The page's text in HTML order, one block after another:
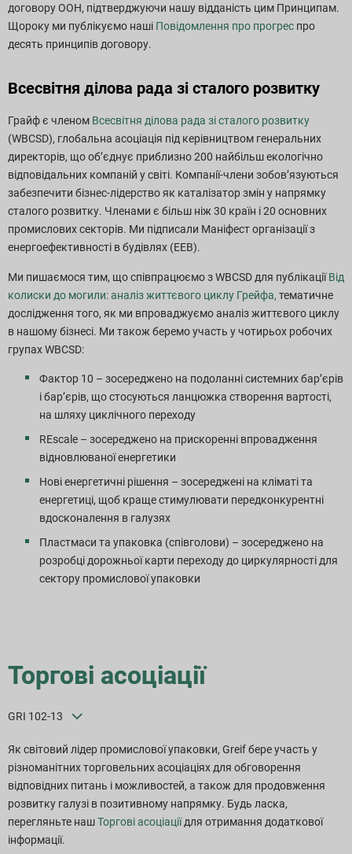
договору ООН, підтверджуючи нашу відданість цим Принципам.
Щороку ми публікуємо наші Повідомлення про прогрес про
десять принципів договору.
Всесвітня ділова рада зі сталого розвитку
Грайф є членом Всесвітня ділова рада зі сталого розвитку
(WBCSD), глобальна асоціація під керівництвом генеральних
директорів, що об’єднує приблизно 200 найбільш екологічно
відповідальних компаній у світі. Компанії-члени зобов’язуються
забезпечити бізнес-лідерство як каталізатор змін у напрямку
сталого розвитку. Членами є більш ніж 30 країн і 20 основних
промислових секторів. Ми підписали Маніфест організації з
енергоефективності в будівлях (EEB).
Ми пишаємося тим, що співпрацюємо з WBCSD для публікаціїВід
колиски до могили: аналіз життєвого циклу Грейфа, тематичне
дослідження того, як ми впроваджуємо аналіз життєвого циклу
в нашому бізнесі. Ми також беремо участь у чотирьох робочих
групах WBCSD:
Фактор 10 – зосереджено на подоланні системних бар’єрів
і бар’єрів, що стосуються ланцюжка створення вартості,
на шляху циклічного переходу
REscale – зосереджено на прискоренні впровадження
відновлюваної енергетики
Нові енергетичні рішення – зосереджені на кліматі та
енергетиці, щоб краще стимулювати передконкурентні
вдосконалення в галузях
Пластмаси та упаковка (співголови) – зосереджено на
розробці дорожньої карти переходу до циркулярності для
сектору промислової упаковки
Торгові асоціації
GRI 102-13
Як світовий лідер промислової упаковки, Greif бере участь у
різноманітних торговельних асоціаціях для обговорення
відповідних питань і можливостей, а також для продовження
розвитку галузі в позитивному напрямку. Будь ласка,
перегляньте нашТоргові асоціаціїдля отримання додаткової
інформації.